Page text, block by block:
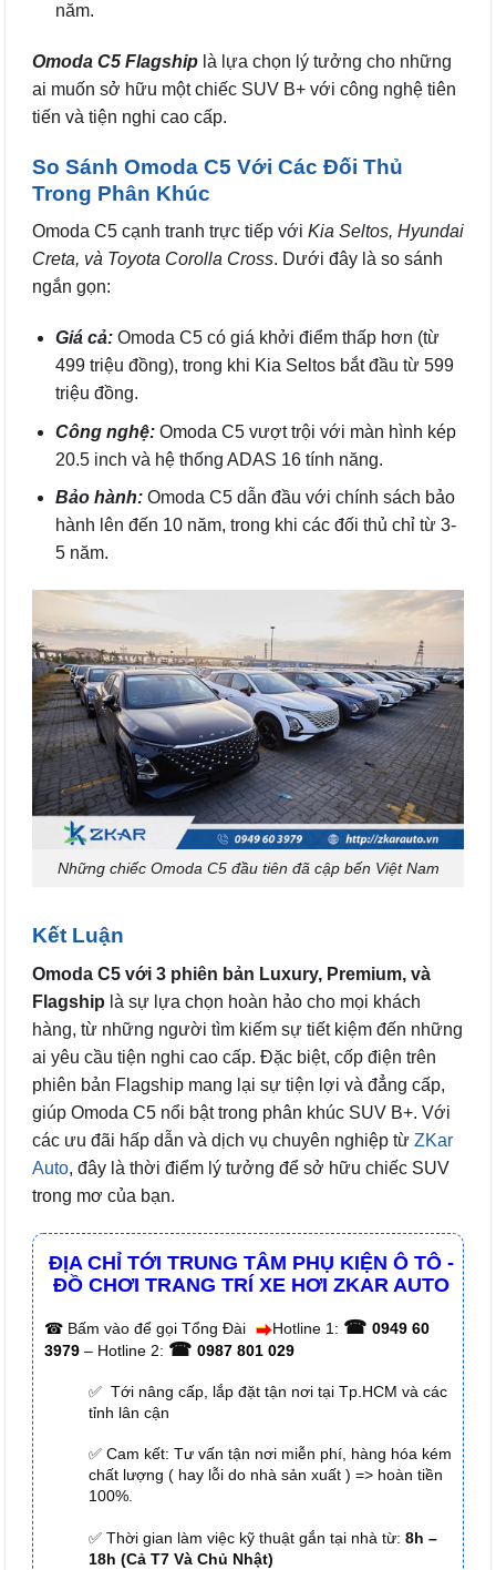
năm.
Omoda C5 Flagship là lựa chọn lý tưởng cho những
ai muốn sở hữu một chiếc SUV B+ với công nghệ tiên
tiến và tiện nghi cao cấp.
So Sánh Omoda C5 Với Các Đối Thủ
Trong Phân Khúc
Omoda C5 cạnh tranh trực tiếp với Kia Seltos, Hyundai
Creta, và Toyota Corolla Cross. Dưới đây là so sánh
ngắn gọn:
Giá cả:Omoda C5 có giá khởi điểm thấp hơn (từ
499 triệu đồng), trong khi Kia Seltos bắt đầu từ 599
triệu đồng.
Công nghệ:Omoda C5 vượt trội với màn hình kép
20.5 inch và hệ thống ADAS 16 tính năng.
Bảo hành:Omoda C5 dẫn đầu với chính sách bảo
hành lên đến 10 năm, trong khi các đối thủ chỉ từ 3-
5 năm.
Những chiếc Omoda C5 đầu tiên đã cập bến Việt Nam
Kết Luận
Omoda C5 với 3 phiên bản Luxury, Premium, và
Flagship là sự lựa chọn hoàn hảo cho mọi khách
hàng, từ những người tìm kiếm sự tiết kiệm đến những
ai yêu cầu tiện nghi cao cấp. Đặc biệt, cốp điện trên
phiên bản Flagship mang lại sự tiện lợi và đẳng cấp,
giúp Omoda C5 nổi bật trong phân khúc SUV B+. Với
các ưu đãi hấp dẫn và dịch vụ chuyên nghiệp từ ZKar
Auto, đây là thời điểm lý tưởng để sở hữu chiếc SUV
trong mơ của bạn.
ĐỊA CHỈ TỚI TRUNG TÂM PHỤ KIỆN Ô TÔ -
ĐỒ CHƠI TRANG TRÍ XE HƠI ZKAR AUTO
☎ Bấm vào để gọi Tổng Đài Hotline 1: ☎ 0949 60
3979 – Hotline 2: ☎ 0987 801 029
✅ Tới nâng cấp, lắp đặt tận nơi tại Tp.HCM và các
tỉnh lân cận
✅ Cam kết: Tư vấn tận nơi miễn phí, hàng hóa kém
chất lượng ( hay lỗi do nhà sản xuất ) => hoàn tiền
100%.
✅ Thời gian làm việc kỹ thuật gắn tại nhà từ: 8h –
18h (Cả T7 Và Chủ Nhật)